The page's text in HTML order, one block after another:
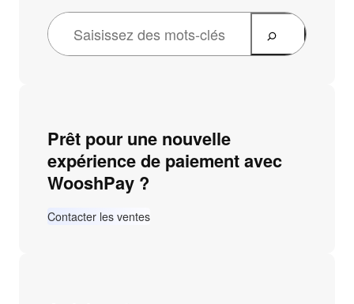
Prêt pour une nouvelle
expérience de paiement avec
WooshPay ?
Contacter les ventes